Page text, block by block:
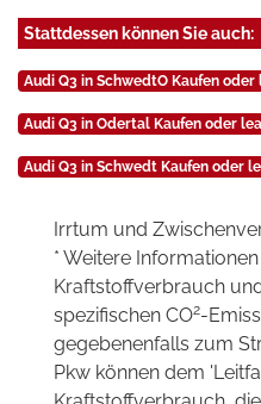
Stattdessen können Sie auch:
Audi Q3 in SchwedtO Kaufen oder
Audi Q3 in Odertal Kaufen oder
Audi Q3 in Schwedt Kaufen oder
Irrtum und
* Weitere
Kraftstoffverbrauch
spezifischen CO2-
gegebenenfalls zum
Pkw können dem